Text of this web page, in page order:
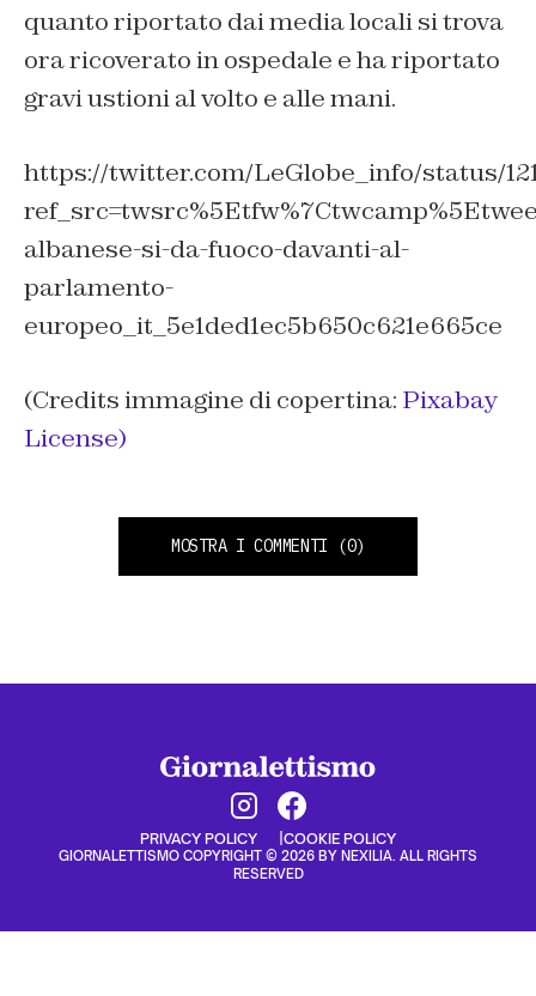
quanto riportato dai media locali si trova
ora ricoverato in ospedale e ha riportato
gravi ustioni al volto e alle mani.
https://twitter.com/LeGlobe_info/status/
albanese-si-da-fuoco-davanti-al-
parlamento-
europeo_it_5e1ded1ec5b650c621e665ce
(Credits immagine di copertina: Pixabay
License)
MOSTRA I COMMENTI (0)
PRIVACY POLICY COOKIE POLICY
GIORNALETTISMO COPYRIGHT © 2026 BY NEXILIA. ALL RIGHTS
RESERVED